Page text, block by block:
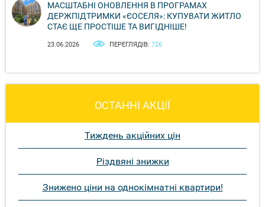
МАСШТАБНІ ОНОВЛЕННЯ В ПРОГРАМАХ
ДЕРЖПІДТРИМКИ «ЄОСЕЛЯ»: КУПУВАТИ ЖИТЛО
СТАЄ ЩЕ ПРОСТІШЕ ТА ВИГІДНІШЕ!
23.06.2026 ПЕРЕГЛЯДІВ: 726
ОСТАННІ АКЦІЇ
Тиждень акційних цін
Різдвяні знижки
Знижено ціни на однокімнатні квартири!